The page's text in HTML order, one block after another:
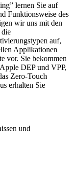
lernen Sie auf
Funktionsweise des
wir uns mit den
die
auf,
Applikationen
vor. Sie bekommen
DEP und VPP,
Zero-Touch
erhalten Sie
und